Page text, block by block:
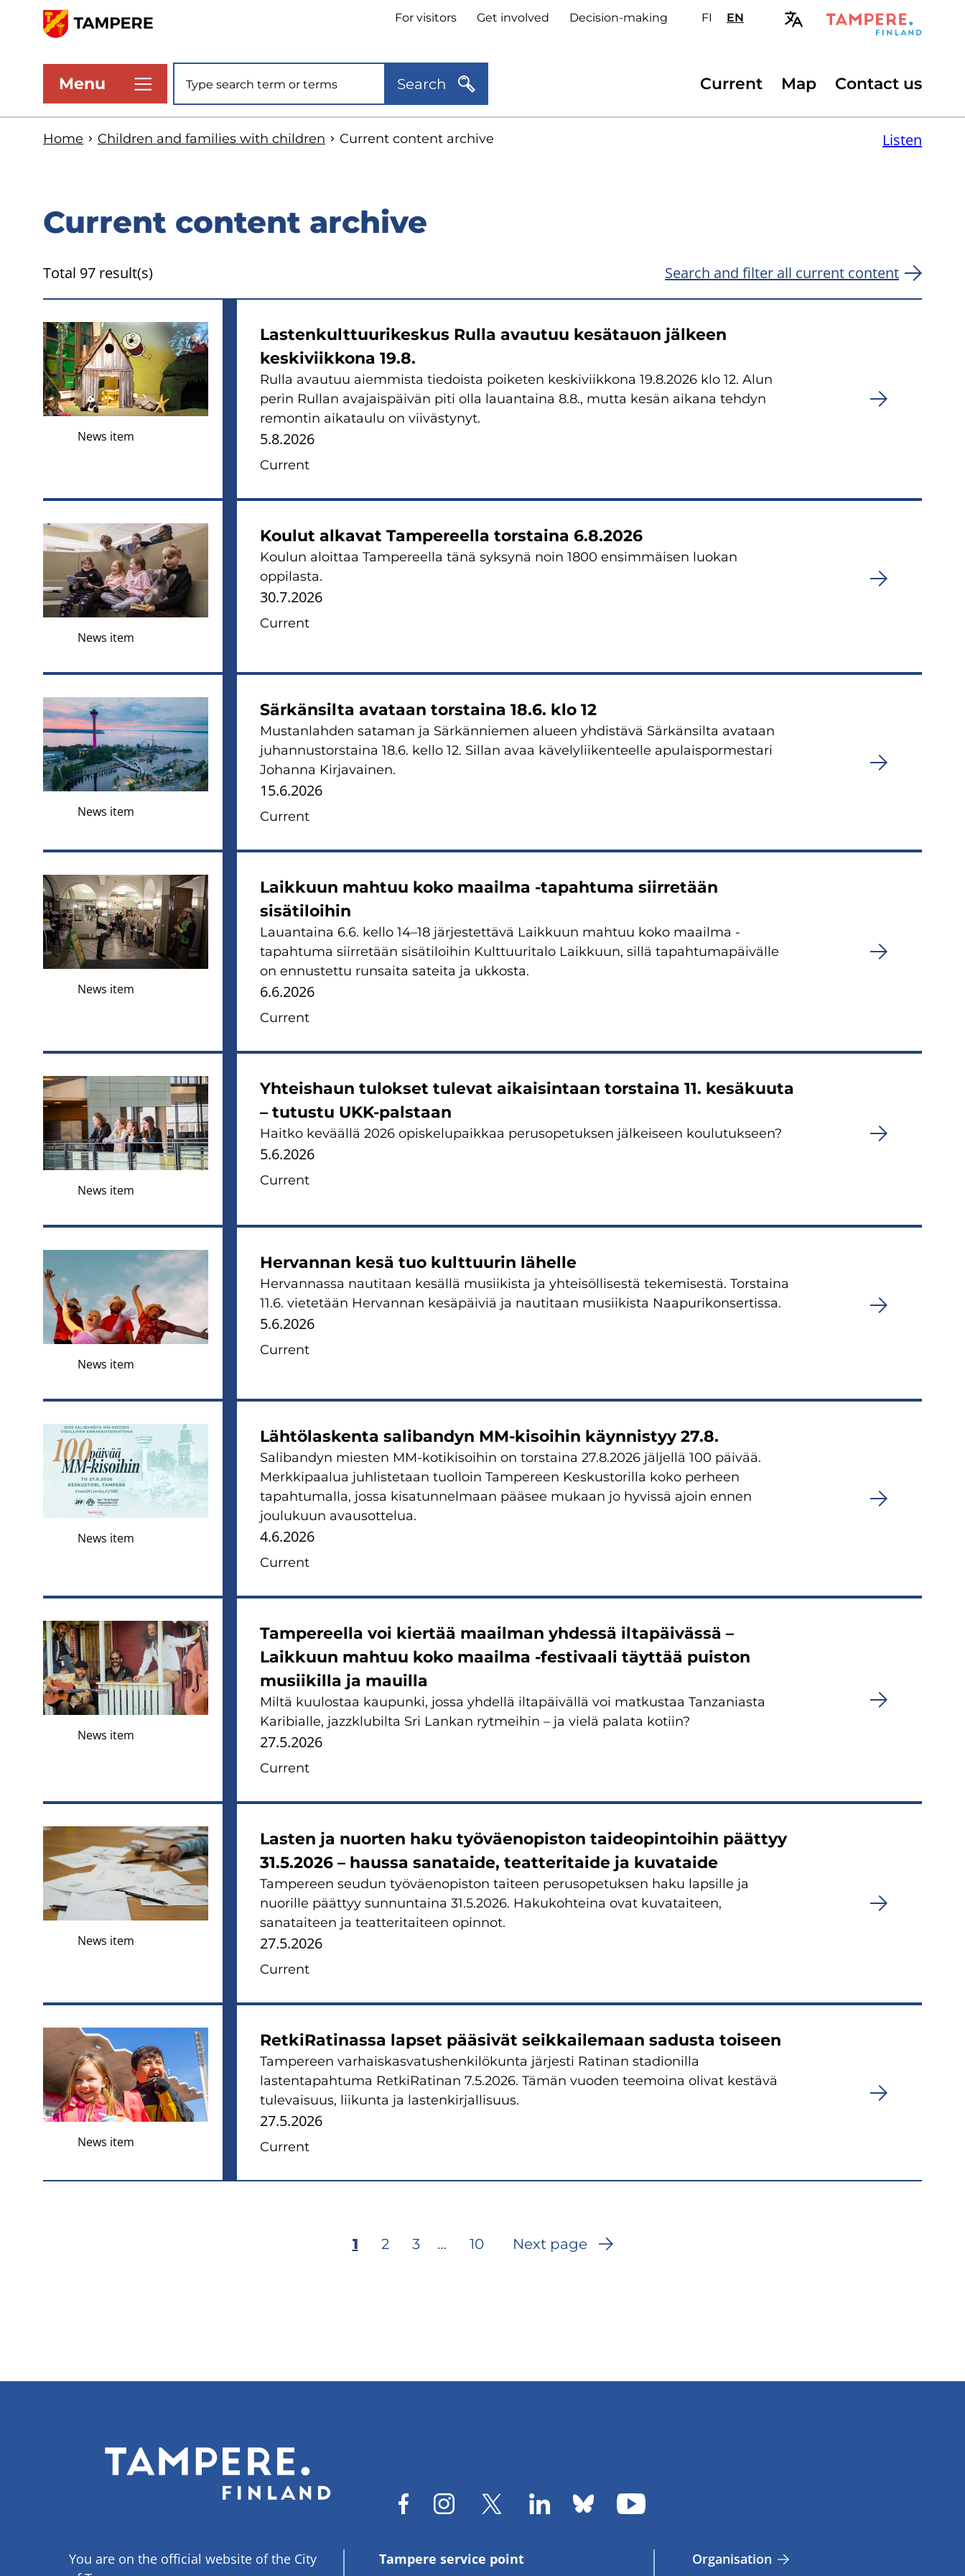
main
content
Header
links
For visitors Get involved Decision-making FIValitse
ENSelect
Menu Site search Search
Secondary
Current Map Contact us
Home Children and families with children Current content archive Listen
Current content archive
Total 97 result(s) Search and filter all current content
News item
Lastenkulttuurikeskus Rulla avautuu kesätauon jälkeen
keskiviikkona 19.8.
Rulla avautuu aiemmista tiedoista poiketen keskiviikkona 19.8.2026 klo 12. Alun
perin Rullan avajaispäivän piti olla lauantaina 8.8., mutta kesän aikana tehdyn
remontin aikataulu on viivästynyt.
5.8.2026
Current
News item
Koulut alkavat Tampereella torstaina 6.8.2026
Koulun aloittaa Tampereella tänä syksynä noin 1800 ensimmäisen luokan
oppilasta.
30.7.2026
Current
News item
Särkänsilta avataan torstaina 18.6. klo 12
Mustanlahden sataman ja Särkänniemen alueen yhdistävä Särkänsilta avataan
juhannustorstaina 18.6. kello 12. Sillan avaa kävelyliikenteelle apulaispormestari
Johanna Kirjavainen.
15.6.2026
Current
News item
Laikkuun mahtuu koko maailma -tapahtuma siirretään
sisätiloihin
Lauantaina 6.6. kello 14–18 järjestettävä Laikkuun mahtuu koko maailma -
tapahtuma siirretään sisätiloihin Kulttuuritalo Laikkuun, sillä tapahtumapäivälle
on ennustettu runsaita sateita ja ukkosta.
6.6.2026
Current
News item
Yhteishaun tulokset tulevat aikaisintaan torstaina 11. kesäkuuta
– tutustu UKK-palstaan
Haitko keväällä 2026 opiskelupaikkaa perusopetuksen jälkeiseen koulutukseen?
5.6.2026
Current
News item
Hervannan kesä tuo kulttuurin lähelle
Hervannassa nautitaan kesällä musiikista ja yhteisöllisestä tekemisestä. Torstaina
11.6. vietetään Hervannan kesäpäiviä ja nautitaan musiikista Naapurikonsertissa.
5.6.2026
Current
News item
Lähtölaskenta salibandyn MM-kisoihin käynnistyy 27.8.
Salibandyn miesten MM-kotikisoihin on torstaina 27.8.2026 jäljellä 100 päivää.
Merkkipaalua juhlistetaan tuolloin Tampereen Keskustorilla koko perheen
tapahtumalla, jossa kisatunnelmaan pääsee mukaan jo hyvissä ajoin ennen
joulukuun avausottelua.
4.6.2026
Current
News item
Tampereella voi kiertää maailman yhdessä iltapäivässä –
Laikkuun mahtuu koko maailma -festivaali täyttää puiston
musiikilla ja mauilla
Miltä kuulostaa kaupunki, jossa yhdellä iltapäivällä voi matkustaa Tanzaniasta
Karibialle, jazzklubilta Sri Lankan rytmeihin – ja vielä palata kotiin?
27.5.2026
Current
News item
Lasten ja nuorten haku työväenopiston taideopintoihin päättyy
31.5.2026 – haussa sanataide, teatteritaide ja kuvataide
Tampereen seudun työväenopiston taiteen perusopetuksen haku lapsille ja
nuorille päättyy sunnuntaina 31.5.2026. Hakukohteina ovat kuvataiteen,
sanataiteen ja teatteritaiteen opinnot.
27.5.2026
Current
News item
RetkiRatinassa lapset pääsivät seikkailemaan sadusta toiseen
Tampereen varhaiskasvatushenkilökunta järjesti Ratinan stadionilla
lastentapahtuma RetkiRatinan 7.5.2026. Tämän vuoden teemoina olivat kestävä
tulevaisuus, liikunta ja lastenkirjallisuus.
27.5.2026
Current
Current
1 Page
2 Page
3 …
Last
10 Next page
You are on the official website of the City
Tampere service point Organisation